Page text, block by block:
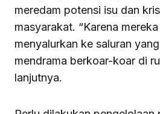
meredam potensi isu dan
masyarakat. “Karena
menyalurkan ke saluran
mendrama berkoar-koar di
lanjutnya.